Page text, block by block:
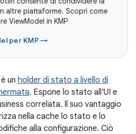
altre piattaforme. Scopri come
ViewModel in KMP
per KMP →
è un holder di stato a livello di
. Espone lo stato all'UI e
correlata. Il suo vantaggio
nella cache lo stato e lo
alla configurazione. Ciò